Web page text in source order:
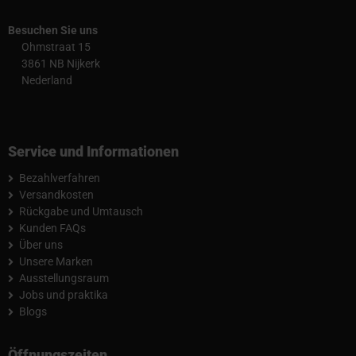
Besuchen Sie uns
Ohmstraat 15
3861 NB Nijkerk
Nederland
Service und Informationen
Bezahlverfahren
Versandkosten
Rückgabe und Umtausch
Kunden FAQs
Über uns
Unsere Marken
Ausstellungsraum
Jobs und praktika
Blogs